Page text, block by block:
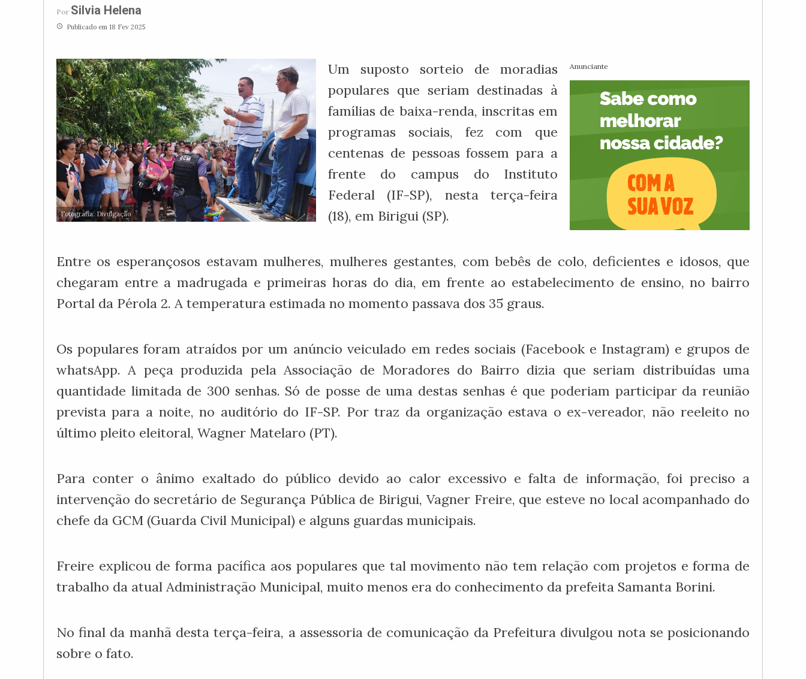
Por Silvia Helena
access_time Publicado em 18 Fev 2025
Fotografia: Divulgação
Anunciante
Um suposto sorteio de moradias
populares que seriam destinadas à
famílias de baixa-renda, inscritas em
programas sociais, fez com que
centenas de pessoas fossem para a
frente do campus do Instituto
Federal (IF-SP), nesta terça-feira
(18), em Birigui (SP).
Entre os esperançosos estavam mulheres, mulheres gestantes, com bebês de colo, deficientes e idosos, que
chegaram entre a madrugada e primeiras horas do dia, em frente ao estabelecimento de ensino, no bairro
Portal da Pérola 2. A temperatura estimada no momento passava dos 35 graus.
Os populares foram atraídos por um anúncio veiculado em redes sociais (Facebook e Instagram) e grupos de
whatsApp. A peça produzida pela Associação de Moradores do Bairro dizia que seriam distribuídas uma
quantidade limitada de 300 senhas. Só de posse de uma destas senhas é que poderiam participar da reunião
prevista para a noite, no auditório do IF-SP. Por traz da organização estava o ex-vereador, não reeleito no
último pleito eleitoral, Wagner Matelaro (PT).
Para conter o ânimo exaltado do público devido ao calor excessivo e falta de informação, foi preciso a
intervenção do secretário de Segurança Pública de Birigui, Vagner Freire, que esteve no local acompanhado do
chefe da GCM (Guarda Civil Municipal) e alguns guardas municipais.
Freire explicou de forma pacífica aos populares que tal movimento não tem relação com projetos e forma de
trabalho da atual Administração Municipal, muito menos era do conhecimento da prefeita Samanta Borini.
No final da manhã desta terça-feira, a assessoria de comunicação da Prefeitura divulgou nota se posicionando
sobre o fato.